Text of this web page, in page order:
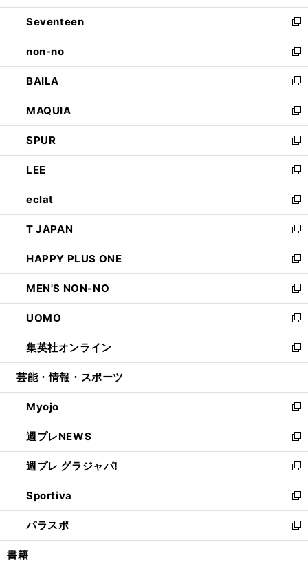
開
く
ウ
で
開
く
ン
ド
ウ
で
開
く
Seventeen
新
し
い
ウ
ィ
ン
ド
ウ
で
開
く
non-no
新
し
い
ウ
ィ
ン
ド
ウ
で
開
く
BAILA
新
し
い
ウ
ィ
ン
ド
ウ
で
開
く
MAQUIA
新
し
い
ウ
ィ
ン
ド
ウ
で
開
く
SPUR
新
し
い
ウ
ィ
ン
ド
ウ
で
開
く
LEE
新
し
い
ウ
ィ
ン
ド
ウ
で
開
く
eclat
新
し
い
ウ
ィ
ン
ド
ウ
で
開
く
T JAPAN
新
し
い
ウ
ィ
ン
ド
ウ
で
開
HAPPY PLUS ONE
新
し
い
ウ
ィ
ン
ド
ウ
開
く
MEN'S NON-NO
新
し
い
ウ
ィ
ン
ウ
で
開
く
UOMO
新
し
い
ウ
ン
ド
ウ
で
開
く
集英社オンライン
新
し
ウ
ィ
ン
ド
ウ
で
開
く
芸能・情報・スポーツ
Myojo
新
し
い
ウ
ィ
ン
ド
ウ
で
開
週プレNEWS
新
し
い
ウ
ィ
ン
ド
ウ
週プレ グラジャパ!
新
し
い
ウ
ィ
ン
Sportiva
新
し
い
ウ
パラスポ
新
し
書籍